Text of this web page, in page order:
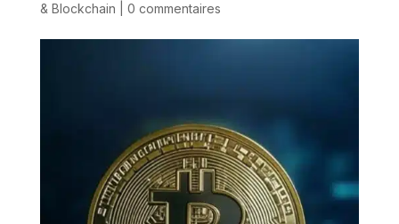
& Blockchain
0 commentaires